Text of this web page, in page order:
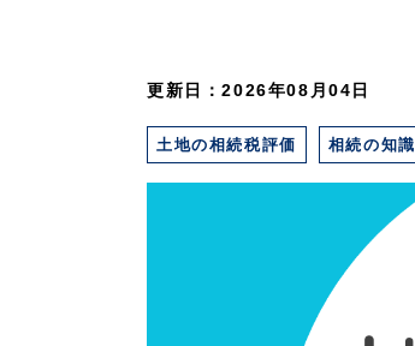
更新日：2026年08月04日
土地の相続税評価 相続の知識